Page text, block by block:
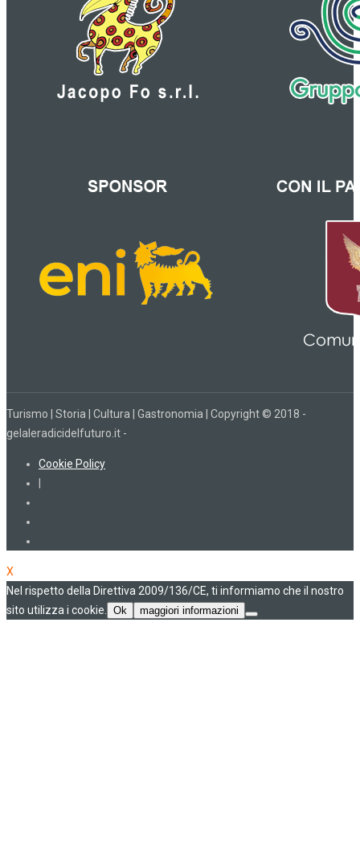
Turismo | Storia | Cultura | Gastronomia | Copyright © 2018 -
gelaleradicidelfuturo.it -
Cookie Policy
|
X
Nel rispetto della Direttiva 2009/136/CE, ti informiamo che il nostro
sito utilizza i cookie.
Ok maggiori informazioni